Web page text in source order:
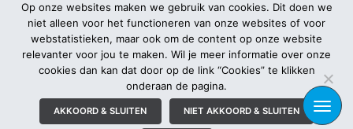
© 2026 Alle rechten voorbehouden Privacyverklaring
Cookies
Bezoek ook onze brand websites: Atrea, MediaMyne&
Incrowd
Op onze websites maken we gebruik van cookies. Dit doen we
niet alleen voor het functioneren van onze websites of voor
webstatistieken, maar ook om de content op onze website
relevanter voor jou te maken. Wil je meer informatie over onze
cookies dan kan dat door op de link “Cookies” te klikken
onderaan de pagina.
AKKOORD & SLUITEN NIET AKKOORD & SLUITEN